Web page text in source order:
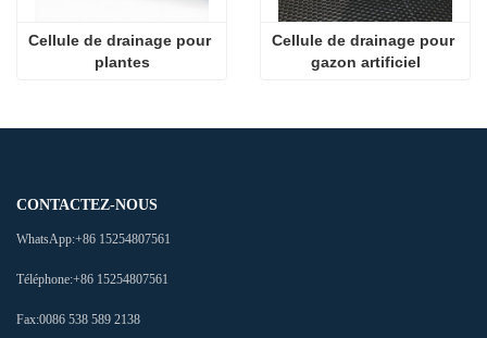
Cellule de drainage pour
plantes
Cellule de drainage pour
gazon artificiel
CONTACTEZ-NOUS
WhatsApp:+86 15254807561
Téléphone:+86 15254807561
Fax:0086 538 589 2138